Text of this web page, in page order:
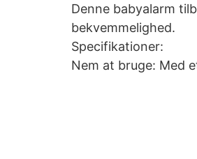
Denne babyalarm
bekvemmelighed.
Specifikationer:
Nem at bruge: Med